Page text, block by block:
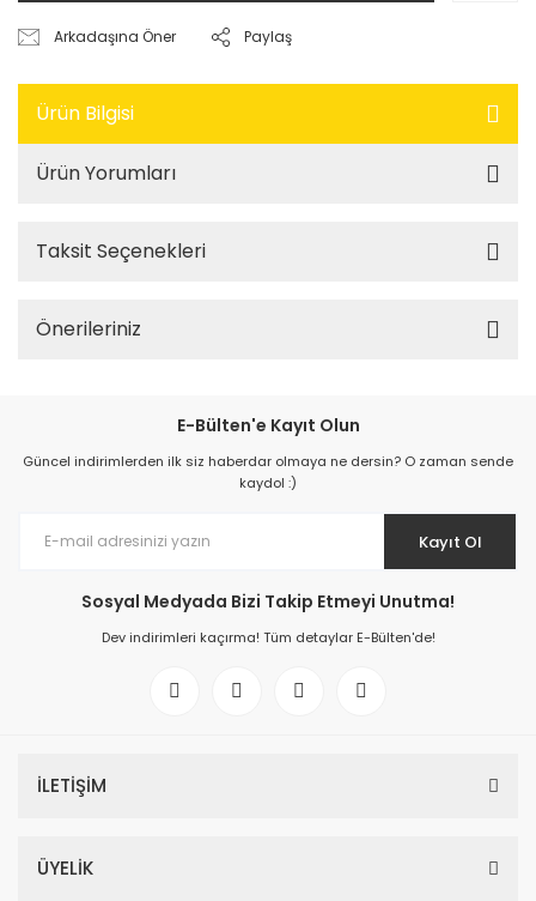
Arkadaşına Öner Paylaş
Ürün Bilgisi
Ürün Yorumları
Taksit Seçenekleri
Önerileriniz
E-Bülten'e Kayıt Olun
Güncel indirimlerden ilk siz haberdar olmaya ne dersin? O zaman sende
kaydol :)
Kayıt Ol
Sosyal Medyada Bizi Takip Etmeyi Unutma!
Dev indirimleri kaçırma! Tüm detaylar E-Bülten'de!
İLETİŞİM
ÜYELİK